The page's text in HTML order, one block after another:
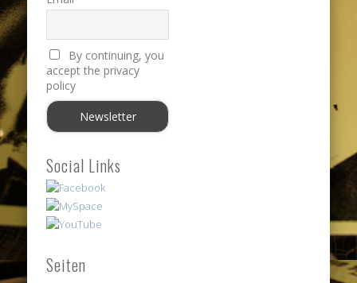
By continuing, you
accept the privacy
policy
Social Links
Seiten